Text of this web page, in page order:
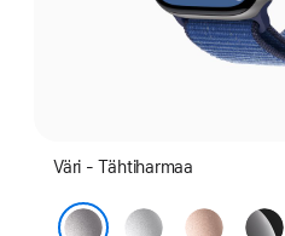
Väri - Tähtiharmaa
HopeaRuusu­­Peili­